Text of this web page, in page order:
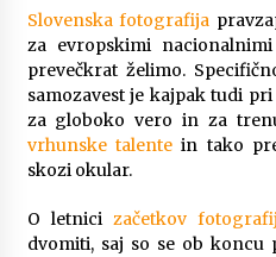
Zanimivi in
dan
3 months
Slovenska fotografija
za evropskimi
prevečkrat želimo.
samozavest je kajpak tudi
za globoko vero in za
vrhunske talentein tako
skozi okular.
O letnici začetkov
dvomiti, saj so se ob koncu